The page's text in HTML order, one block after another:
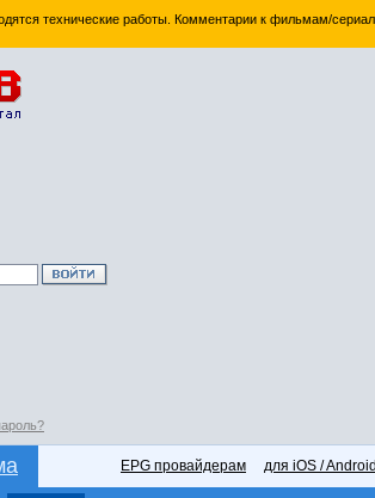
технические работы. Комментарии к фильмам/
EPG провайдерам для iOS /